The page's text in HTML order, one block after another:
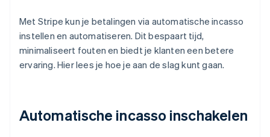
Met Stripe kun je betalingen via automatische incasso
instellen en automatiseren. Dit bespaart tijd,
minimaliseert fouten en biedt je klanten een betere
ervaring. Hier lees je hoe je aan de slag kunt gaan.
Automatische incasso inschakelen